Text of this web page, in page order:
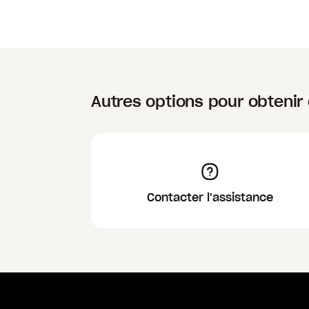
Autres options pour obtenir
Contacter l'assistance